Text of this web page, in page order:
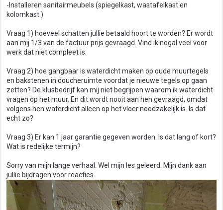
-Installeren sanitairmeubels (spiegelkast, wastafelkast en
kolomkast.)
Vraag 1) hoeveel schatten jullie betaald hoort te worden? Er wordt
aan mij 1/3 van de factuur prijs gevraagd. Vind ik nogal veel voor
werk dat niet compleet is.
Vraag 2) hoe gangbaar is waterdicht maken op oude muurtegels
en bakstenen in doucheruimte voordat je nieuwe tegels op gaan
zetten? De klusbedrijf kan mij niet begrijpen waarom ik waterdicht
vragen op het muur. En dit wordt nooit aan hen gevraagd, omdat
volgens hen waterdicht alleen op het vloer noodzakelijk is. Is dat
echt zo?
Vraag 3) Er kan 1 jaar garantie gegeven worden. Is dat lang of kort?
Wat is redelijke termijn?
Sorry van mijn lange verhaal. Wel mijn les geleerd. Mijn dank aan
jullie bijdragen voor reacties.